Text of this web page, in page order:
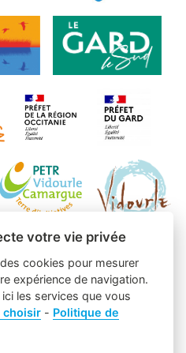
votre vie privée
cookies pour mesurer
expérience de navigation.
les services que vous
choisir - Politique de